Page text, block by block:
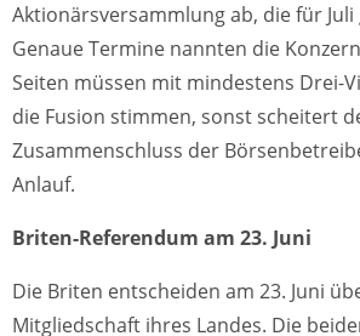
Aktionärsversammlung ab, die für
Genaue Termine nannten die
Seiten müssen mit mindestens Drei-
die Fusion stimmen, sonst scheitert
Zusammenschluss der
Anlauf.
Briten-Referendum am 23. Juni
Die Briten entscheiden am 23. Juni
Mitgliedschaft ihres Landes. Die